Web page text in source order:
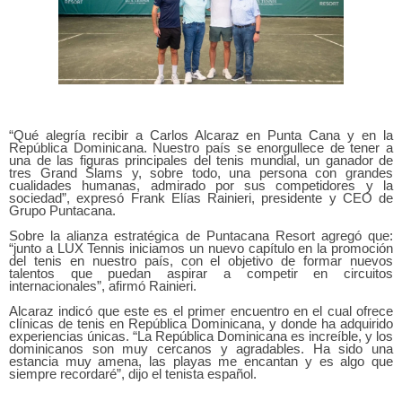
“Qué alegría recibir a Carlos Alcaraz en Punta Cana y en la
República Dominicana. Nuestro país se enorgullece de tener a
una de las figuras principales del tenis mundial, un ganador de
tres Grand Slams y, sobre todo, una persona con grandes
cualidades humanas, admirado por sus competidores y la
sociedad”, expresó Frank Elías Rainieri, presidente y CEO de
Grupo Puntacana.
Sobre la alianza estratégica de Puntacana Resort agregó que:
“junto a LUX Tennis iniciamos un nuevo capítulo en la promoción
del tenis en nuestro país, con el objetivo de formar nuevos
talentos que puedan aspirar a competir en circuitos
internacionales”, afirmó Rainieri.
Alcaraz indicó que este es el primer encuentro en el cual ofrece
clínicas de tenis en República Dominicana, y donde ha adquirido
experiencias únicas. “La República Dominicana es increíble, y los
dominicanos son muy cercanos y agradables. Ha sido una
estancia muy amena, las playas me encantan y es algo que
siempre recordaré”, dijo el tenista español.